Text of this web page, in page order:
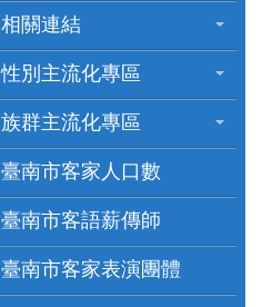
相關連結
性別主流化專區
族群主流化專區
臺南市客家人口數
臺南市客語薪傳師
臺南市客家表演團體